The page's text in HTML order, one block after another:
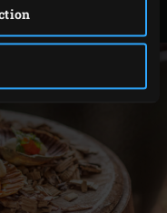
avec la roquette.